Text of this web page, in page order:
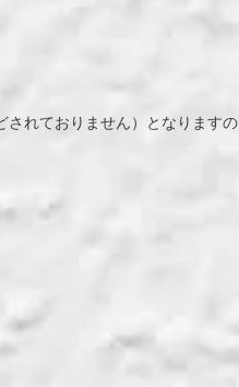
れておりません）となりますの